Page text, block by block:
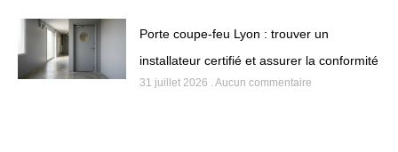
Porte coupe-feu Lyon : trouver un
installateur certifié et assurer la conformité
31 juillet 2026 Aucun commentaire